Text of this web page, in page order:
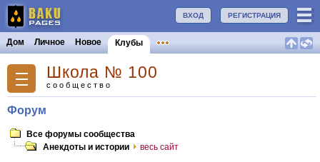
РЕГИСТРАЦИЯ
ВХОД
Дом Личное Новое Клубы
Школа № 100
сообщество
Форум
Все форумы сообщества
Анекдоты и истории
весь сайт